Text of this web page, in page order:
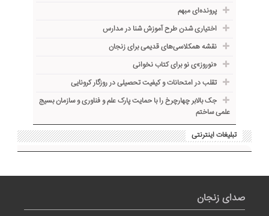
پرونده‌ای مبهم
اختیاری شدن طرح آموزش شنا در مدارس
نقشه همکلاسی‌های قدیمی برای زنجان
«نوروز»ی نو برای کتاب نخوانی
تقلب در امتحانات و کیفیت تحصیلی در روزگار کرونایی
جک بالابر چهارچرخ را با حمایت پارک علم و فناوری و سازمان بسیج
علمی ساختم
تبلیغات اینترنتی
صدای زنجان